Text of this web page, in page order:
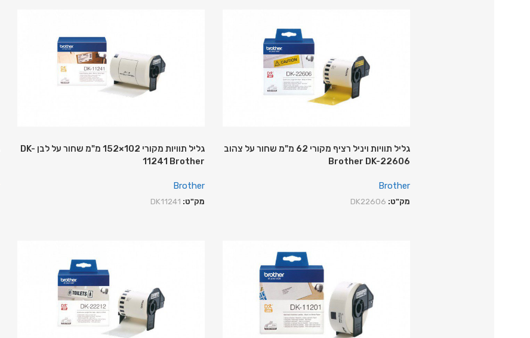
גליל תוויות ויניל רציף מקורי 62 מ"מ שחור על צהוב
Brother DK-22606
Brother
מק"ט: DK22606
גליל תוויות מקורי 102×152 מ"מ שחור על לבן DK-
11241 Brother
Brother
מק"ט: DK11241